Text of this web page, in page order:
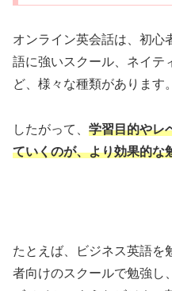
オンライン英会話は、初心
語に強いスクール、ネイテ
ど、様々な種類があります。
したがって、 学習目的やレ
ていくのが、より効果的な
たとえば、ビジネス英語を
者向けのスクールで勉強し